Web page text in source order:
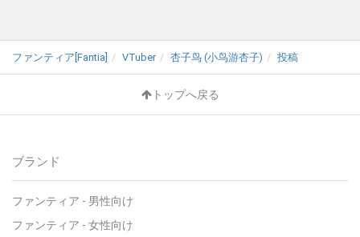
ファンティア[Fantia] VTuber 杏子鸟 (小鸟游杏子) 投稿
トップへ戻る
ブランド
ファンティア - 男性向け
ファンティア - 女性向け